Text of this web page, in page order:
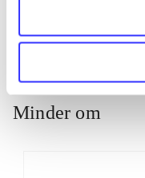
Minder om